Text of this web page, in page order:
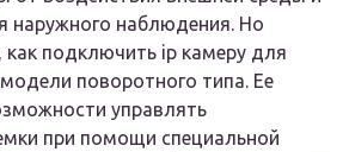
наружного наблюдения. Но
как подключить ip камеру для
поворотного типа. Ее
управлять
при помощи специальной